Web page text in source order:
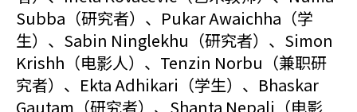
Subba（研究者）、Pukar Awaichha（学
生）、Sabin Ninglekhu（研究者）、Simon
Krishh（电影人）、Tenzin Norbu（兼职研
究者）、Ekta Adhikari（学生）、Bhaskar
Gautam（研究者）、Shanta Nepali（电影